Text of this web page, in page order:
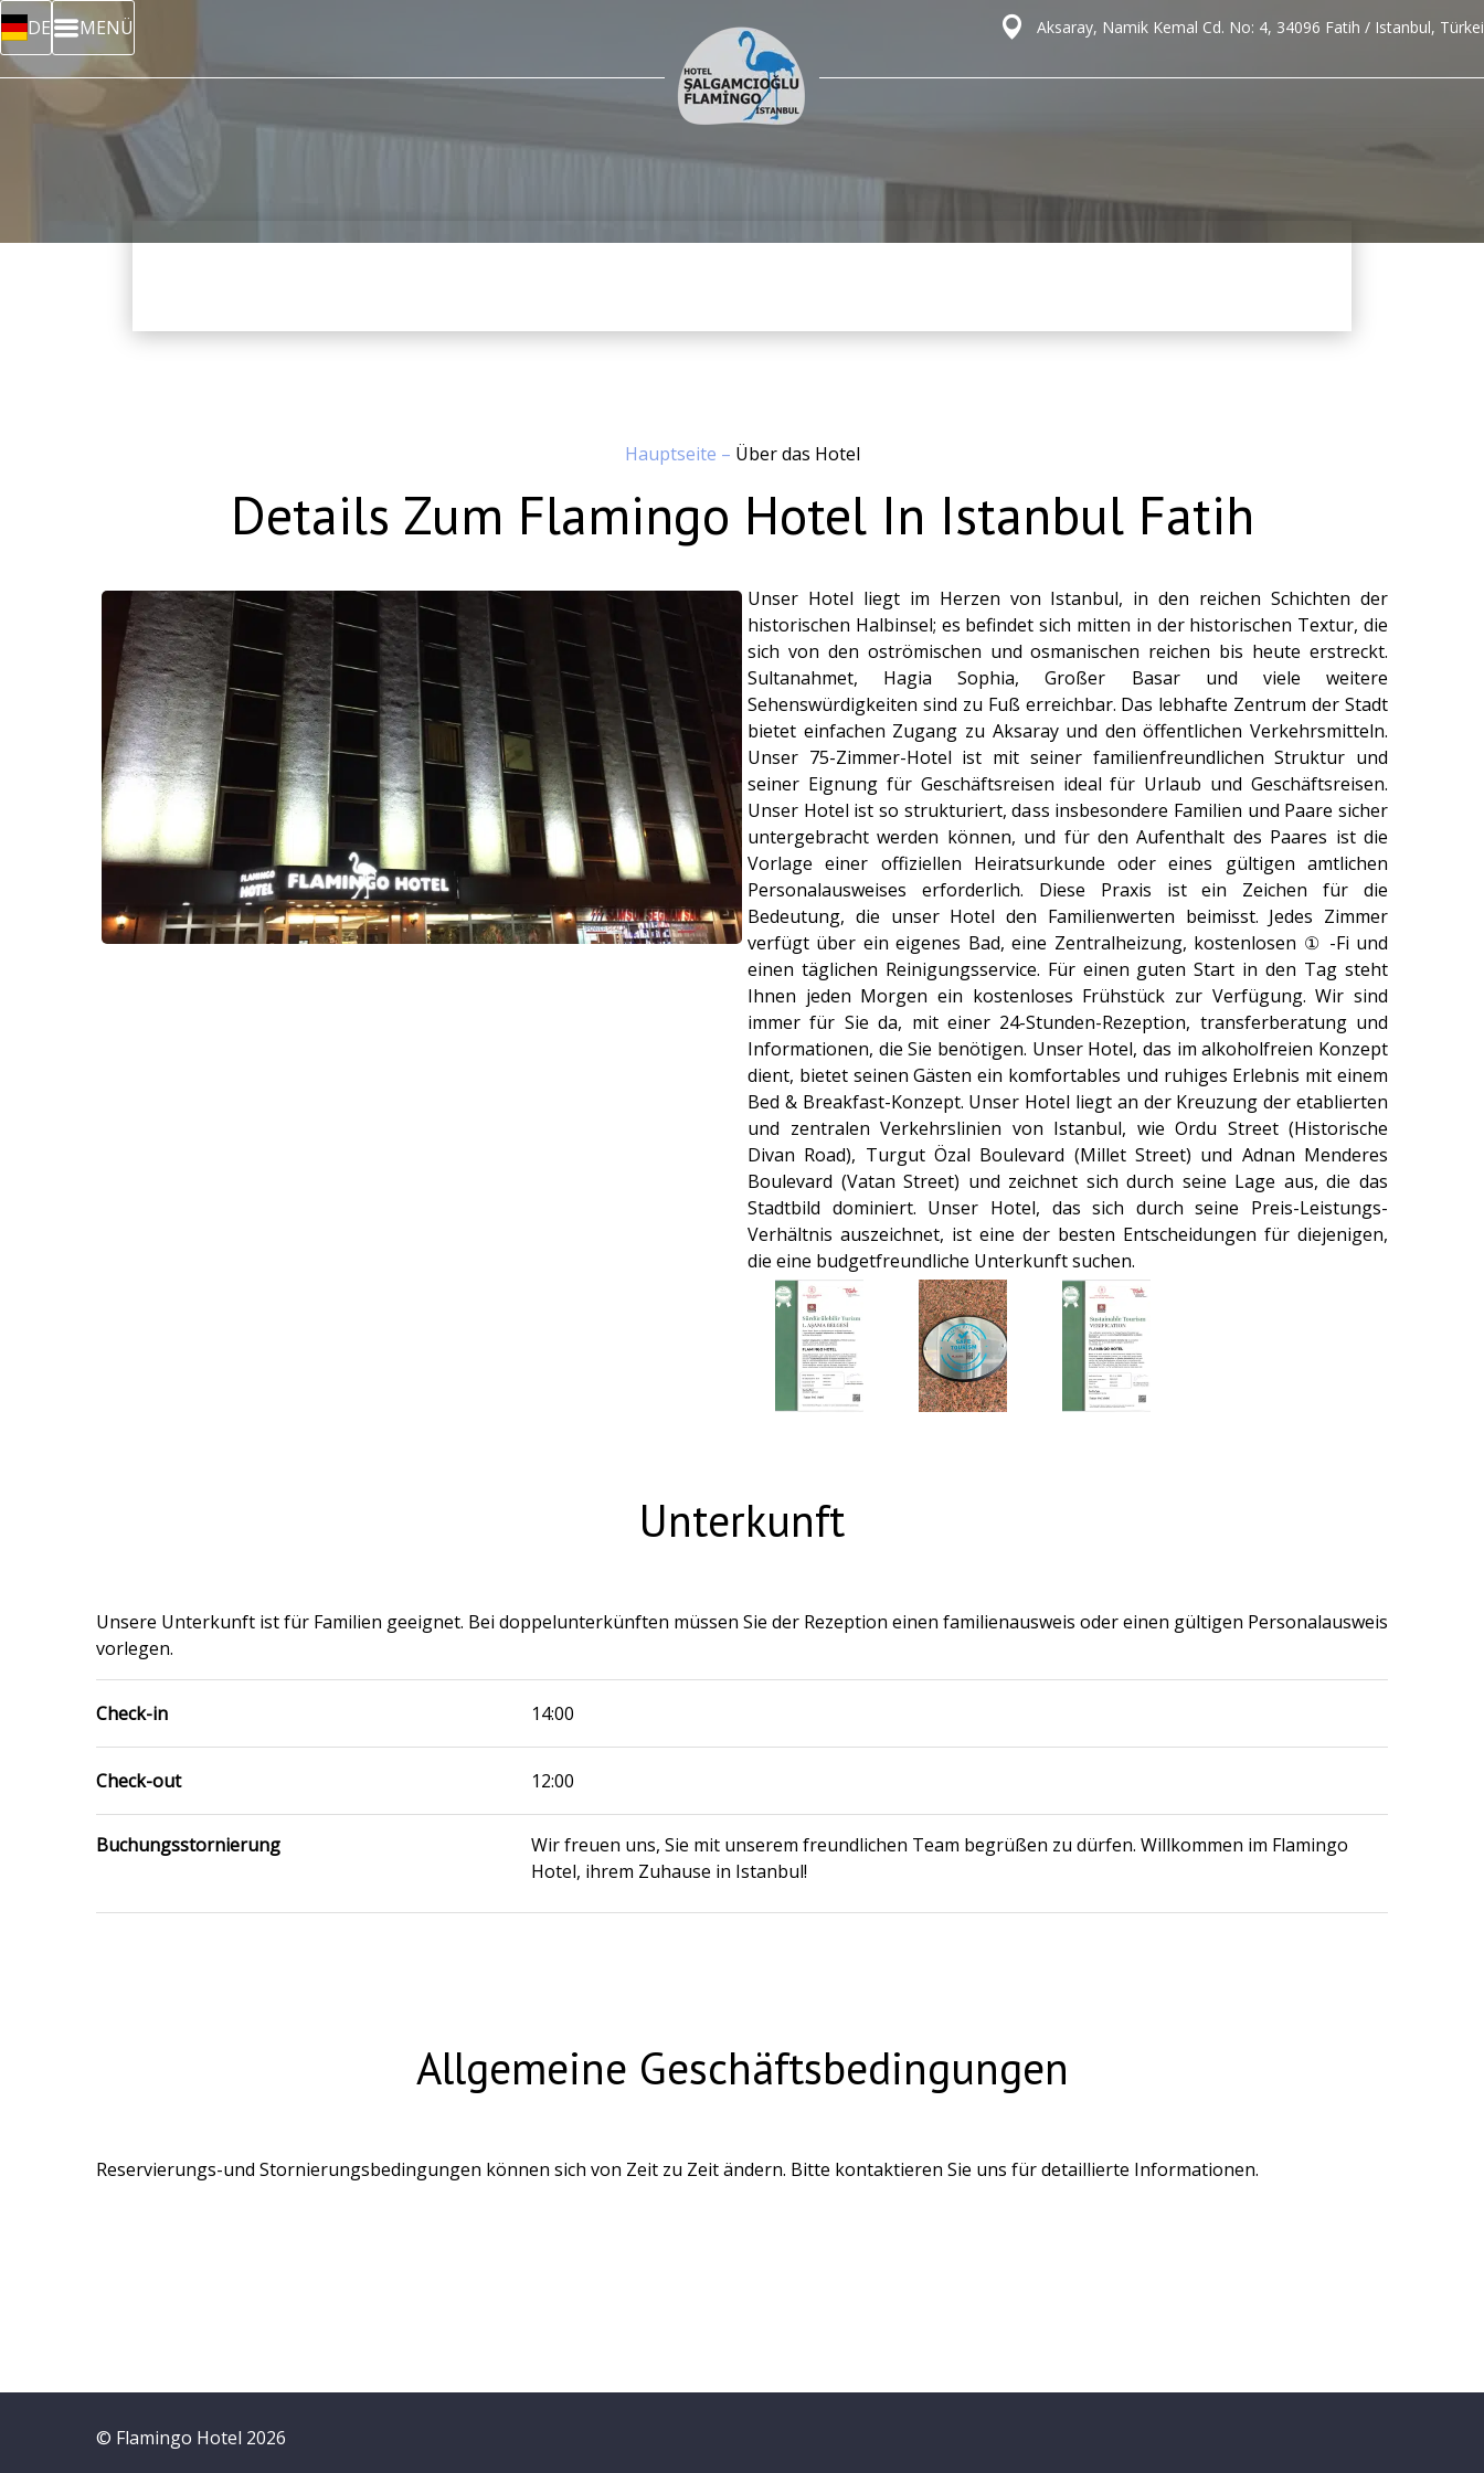
DE MENÜ Aksaray, Namik Kemal Cd. No: 4, 34096 Fatih / Istanbul, Türkei
Hauptseite – Über das Hotel
Details Zum Flamingo Hotel In Istanbul Fatih
Unser Hotel liegt im Herzen von Istanbul, in den reichen Schichten der
historischen Halbinsel; es befindet sich mitten in der historischen Textur, die
sich von den oströmischen und osmanischen reichen bis heute erstreckt.
Sultanahmet, Hagia Sophia, Großer Basar und viele weitere
Sehenswürdigkeiten sind zu Fuß erreichbar. Das lebhafte Zentrum der Stadt
bietet einfachen Zugang zu Aksaray und den öffentlichen Verkehrsmitteln.
Unser 75-Zimmer-Hotel ist mit seiner familienfreundlichen Struktur und
seiner Eignung für Geschäftsreisen ideal für Urlaub und Geschäftsreisen.
Unser Hotel ist so strukturiert, dass insbesondere Familien und Paare sicher
untergebracht werden können, und für den Aufenthalt des Paares ist die
Vorlage einer offiziellen Heiratsurkunde oder eines gültigen amtlichen
Personalausweises erforderlich. Diese Praxis ist ein Zeichen für die
Bedeutung, die unser Hotel den Familienwerten beimisst. Jedes Zimmer
verfügt über ein eigenes Bad, eine Zentralheizung, kostenlosen ① -Fi und
einen täglichen Reinigungsservice. Für einen guten Start in den Tag steht
Ihnen jeden Morgen ein kostenloses Frühstück zur Verfügung. Wir sind
immer für Sie da, mit einer 24-Stunden-Rezeption, transferberatung und
Informationen, die Sie benötigen. Unser Hotel, das im alkoholfreien Konzept
dient, bietet seinen Gästen ein komfortables und ruhiges Erlebnis mit einem
Bed & Breakfast-Konzept. Unser Hotel liegt an der Kreuzung der etablierten
und zentralen Verkehrslinien von Istanbul, wie Ordu Street (Historische
Divan Road), Turgut Özal Boulevard (Millet Street) und Adnan Menderes
Boulevard (Vatan Street) und zeichnet sich durch seine Lage aus, die das
Stadtbild dominiert. Unser Hotel, das sich durch seine Preis-Leistungs-
Verhältnis auszeichnet, ist eine der besten Entscheidungen für diejenigen,
die eine budgetfreundliche Unterkunft suchen.
Unterkunft
Unsere Unterkunft ist für Familien geeignet. Bei doppelunterkünften müssen Sie der Rezeption einen familienausweis oder einen gültigen Personalausweis
vorlegen.
Check-in 14:00
Check-out 12:00
Buchungsstornierung
Wir freuen uns, Sie mit unserem freundlichen Team begrüßen zu dürfen. Willkommen im Flamingo
Hotel, ihrem Zuhause in Istanbul!
Allgemeine Geschäftsbedingungen
Reservierungs-und Stornierungsbedingungen können sich von Zeit zu Zeit ändern. Bitte kontaktieren Sie uns für detaillierte Informationen.
© Flamingo Hotel 2026